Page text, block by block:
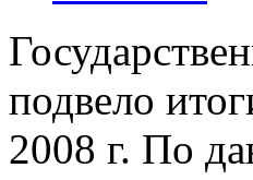
подвело
2008 г. По